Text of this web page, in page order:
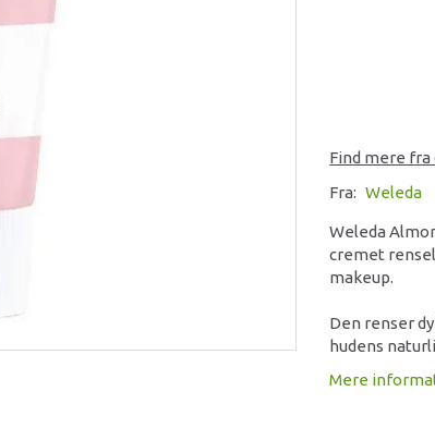
Find mere
Fra: Weleda
Weleda
cremet
makeup.
Den renser
hudens
Mere